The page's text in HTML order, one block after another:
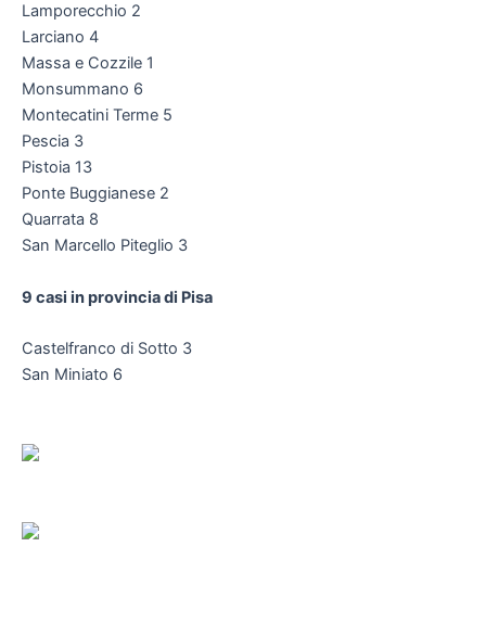
Lamporecchio 2
Larciano 4
Massa e Cozzile 1
Monsummano 6
Montecatini Terme 5
Pescia 3
Pistoia 13
Ponte Buggianese 2
Quarrata 8
San Marcello Piteglio 3
9 casi in provincia di Pisa
Castelfranco di Sotto 3
San Miniato 6